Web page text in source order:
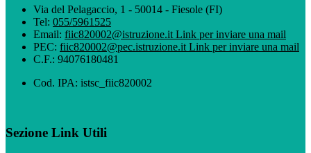
Via del Pelagaccio, 1 - 50014 - Fiesole (FI)
Tel: 055/5961525
Email: fiic820002@istruzione.it Link per inviare una mail
PEC: fiic820002@pec.istruzione.it Link per inviare una mail
C.F.: 94076180481
Cod. IPA: istsc_fiic820002
Sezione Link Utili